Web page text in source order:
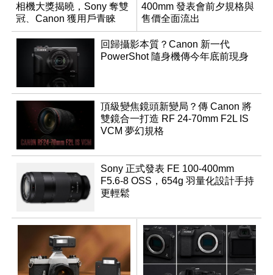
相機大獎揭曉，Sony 奪雙
冠、Canon 獲用戶青睞
400mm 發表會前夕規格與
售價全面流出
回歸攝影本質？Canon 新一代
PowerShot 隨身機傳今年底前現身
頂級變焦鏡頭新變局？傳 Canon 將
雙鏡合一打造 RF 24-70mm F2L IS
VCM 夢幻規格
Sony 正式發表 FE 100-400mm
F5.6-8 OSS，654g 羽量化設計手持
更輕鬆